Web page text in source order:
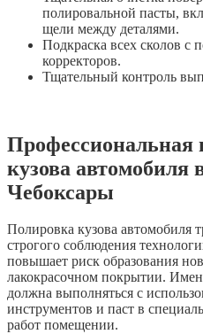
полировальной пасты,
щели между деталями.
Подкраска всех сколов
корректоров.
Тщательный контроль
Профессиональная
кузова автомобиля
Чебоксары
Полировка кузова автомобиля
строгого соблюдения
повышает риск образования
лакокрасочном покрытии.
должна выполняться с
инструментов и паст в
работ помещении.